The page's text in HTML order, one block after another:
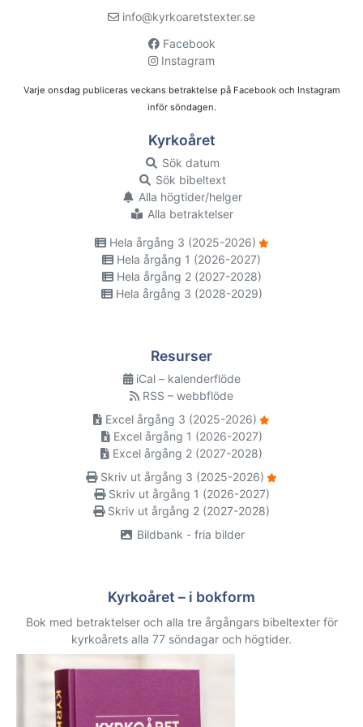
info@kyrkoaretstexter.se
Facebook
Instagram
Varje onsdag publiceras veckans betraktelse på Facebook och Instagram
inför söndagen.
Kyrkoåret
Sök datum
Sök bibeltext
Alla högtider/helger
Alla betraktelser
Hela årgång 3 (2025-2026)
Hela årgång 1 (2026-2027)
Hela årgång 2 (2027-2028)
Hela årgång 3 (2028-2029)
Resurser
iCal – kalenderflöde
RSS – webbflöde
Excel årgång 3 (2025-2026)
Excel årgång 1 (2026-2027)
Excel årgång 2 (2027-2028)
Skriv ut årgång 3 (2025-2026)
Skriv ut årgång 1 (2026-2027)
Skriv ut årgång 2 (2027-2028)
Bildbank - fria bilder
Kyrkoåret – i bokform
Bok med betraktelser och alla tre årgångars bibeltexter för
kyrkoårets alla 77 söndagar och högtider.